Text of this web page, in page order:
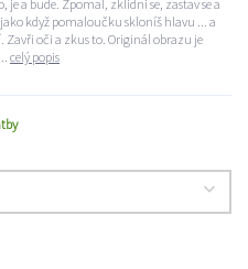
je a bude. Zpomal, zklidni se, zastav se a
když pomaloučku skloníš hlavu ... a
oči a zkus to. Originál obrazu je
celý popis